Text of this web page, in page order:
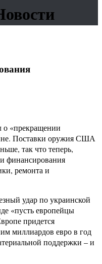
«прекращении
Поставки оружия США
так что теперь,
финансирования
ремонта и
удар по украинской
«пусть европейцы
придется
миллиардов евро в год
поддержки – и